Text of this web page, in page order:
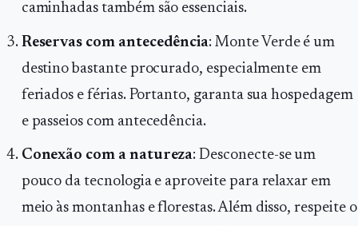
caminhadas também são essenciais.
Reservas com antecedência: Monte Verde é um
destino bastante procurado, especialmente em
feriados e férias. Portanto, garanta sua hospedagem
e passeios com antecedência.
Conexão com a natureza: Desconecte-se um
pouco da tecnologia e aproveite para relaxar em
meio às montanhas e florestas. Além disso, respeite o